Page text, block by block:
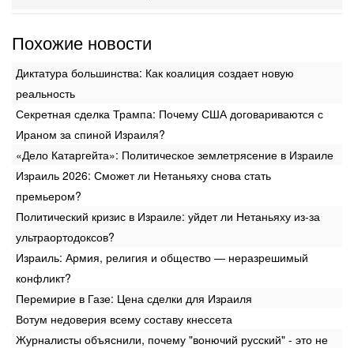
Похожие новости
Диктатура большинства: Как коалиция создает новую
реальность
Секретная сделка Трампа: Почему США договариваются с
Ираном за спиной Израиля?
«Дело Катаргейта»: Политическое землетрясение в Израиле
Израиль 2026: Сможет ли Нетаньяху снова стать
премьером?
Политический кризис в Израиле: уйдет ли Нетаньяху из-за
ультраортодоксов?
Израиль: Армия, религия и общество — неразрешимый
конфликт?
Перемирие в Газе: Цена сделки для Израиля
Вотум недоверия всему составу кнессета
Журналисты объяснили, почему "вонючий русский" - это не